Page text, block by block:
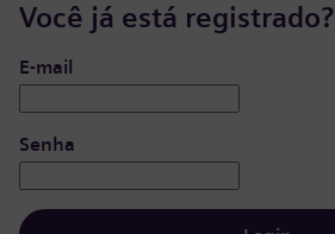
Você já está registrado?
Login: usuário e senha
E-mail
Senha